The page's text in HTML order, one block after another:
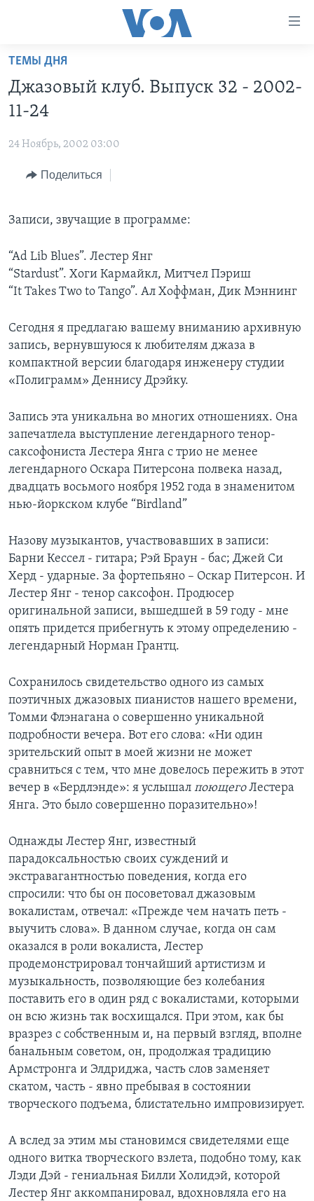
Перейти
основной
контент
навигации
ПРОГРАММЫ
НОВОСТИ ЗА МИНУТУ
ИТОГИ
ДИСКУССИЯ VOA
ДЕТАЛИ
НЬЮ-ЙОРК NEW YORK
АМЕРИКА. БОЛЬШОЕ ПУТЕШЕСТВИЕ
УЧИМ АНГЛИЙСКИЙ
НАША АМЕРИКАНСКАЯ ИСТОРИЯ
АРТЕФАКТЫ
АМЕРИКАНСКИЕ ГОРОДКИ
ТЕСТЫ
ЭКСПЕРТИЗА
ИНТЕРВЬЮ
ЗА СВОБОДУ ПРЕССЫ
УЧИМ АНГЛИЙСКИЙ
ВИДЕО
ПОДПИСКА НА НОВОСТИ
Learning English
СОЦИАЛЬНЫЕ СЕТИ
Языки
ТЕМЫ ДНЯ
Джазовый клуб. Выпуск 32 - 2002-
11-24
24 Ноябрь, 2002 03:00
Поделиться
Записи, звучащие в программе:
“Ad Lib Blues”. Лестер Янг
“Stardust”. Хоги Кармайкл, Митчел Пэриш
“It Takes Two to Tango”. Ал Хоффман, Дик Мэннинг
Сегодня я предлагаю вашему вниманию архивную
запись, вернувшуюся к любителям джаза в
компактной версии благодаря инженеру студии
«Полиграмм» Деннису Дрэйку.
Запись эта уникальна во многих отношениях. Она
запечатлела выступление легендарного тенор-
саксофониста Лестера Янга с трио не менее
легендарного Оскара Питерсона полвека назад,
двадцать восьмого ноября 1952 года в знаменитом
нью-йоркском клубе “Birdland”
Назову музыкантов, участвовавших в записи:
Барни Кессел - гитара; Рэй Браун - бас; Джей Си
Херд - ударные. За фортепьяно – Оскар Питерсон. И
Лестер Янг - тенор саксофон. Продюсер
оригинальной записи, вышедшей в 59 году - мне
опять придется прибегнуть к этому определению -
легендарный Норман Грантц.
Сохранилось свидетельство одного из самых
поэтичных джазовых пианистов нашего времени,
Томми Флэнагана о совершенно уникальной
подробности вечера. Вот его слова: «Ни один
зрительский опыт в моей жизни не может
сравниться с тем, что мне довелось пережить в этот
вечер в «Бердлэнде»: я услышал поющегоЛестера
Янга. Это было совершенно поразительно»!
Однажды Лестер Янг, известный
парадоксальностью своих суждений и
экстравагантностью поведения, когда его
спросили: что бы он посоветовал джазовым
вокалистам, отвечал: «Прежде чем начать петь -
выучить слова». В данном случае, когда он сам
оказался в роли вокалиста, Лестер
продемонстрировал тончайший артистизм и
музыкальность, позволяющие без колебания
поставить его в один ряд с вокалистами, которыми
он всю жизнь так восхищался. При этом, как бы
вразрез с собственным и, на первый взгляд, вполне
банальным советом, он, продолжая традицию
Армстронга и Элдриджа, часть слов заменяет
скатом, часть - явно пребывая в состоянии
творческого подъема, блистательно импровизирует.
А вслед за этим мы становимся свидетелями еще
одного витка творческого взлета, подобно тому, как
Лэди Дэй - гениальная Билли Холидэй, которой
Лестер Янг аккомпанировал, вдохновляла его на